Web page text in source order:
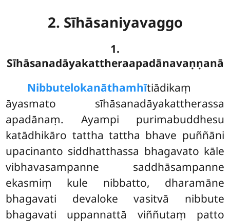
2. Sīhāsaniyavaggo
1.
Sīhāsanadāyakattheraapadānavaṇṇanā
Nibbutelokanāthamhītiādikaṃ
āyasmato sīhāsanadāyakattherassa
apadānaṃ. Ayampi purimabuddhesu
katādhikāro tattha tattha bhave puññāni
upacinanto siddhatthassa bhagavato kāle
vibhavasampanne saddhāsampanne
ekasmiṃ kule nibbatto, dharamāne
bhagavati devaloke vasitvā nibbute
bhagavati uppannattā viññutaṃ patto